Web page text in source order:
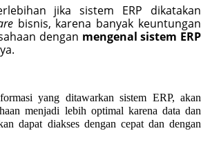
jika sistem ERP dikatakan
bisnis, karena banyak keuntungan
dengan mengenal sistem ERP
yang ditawarkan sistem ERP, akan
menjadi lebih optimal karena data dan
dapat diakses dengan cepat dan dengan